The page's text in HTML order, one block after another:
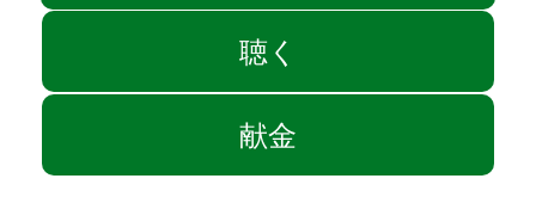
聴く
献金